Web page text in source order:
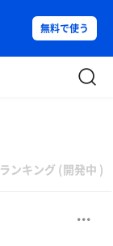
無料で使う
ランキング (開発中 )